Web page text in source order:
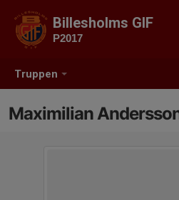
Truppen
Billesholms GIF
P2017
Maximilian